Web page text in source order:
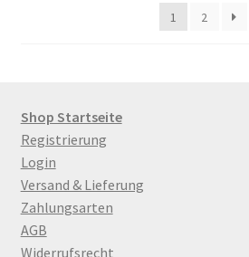
1 2
Shop Startseite
Registrierung
Login
Versand & Lieferung
Zahlungsarten
AGB
Widerrufsrecht